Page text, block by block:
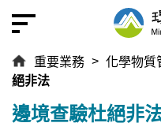
跳
到
要
內
容
區
重要業務 化學物質
絕非法
:::
邊境查驗杜絕非